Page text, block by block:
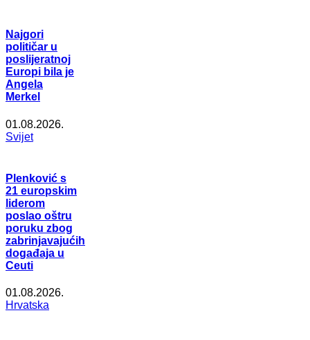
Najgori
političar u
poslijeratnoj
Europi bila je
Angela
Merkel
01.08.2026.
Svijet
Plenković s
21 europskim
liderom
poslao oštru
poruku zbog
zabrinjavajućih
događaja u
Ceuti
01.08.2026.
Hrvatska